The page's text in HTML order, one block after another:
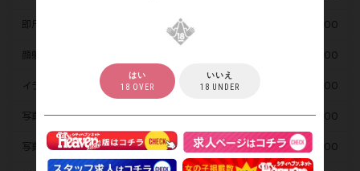
はい
18 OVER
いいえ
18 UNDER
即尺 ￥3,300
顔射(ラスト枠限定) ￥4,400
イラマチオ ￥4,400
写真撮影(顔なし) ￥3,300
写真撮影(顔あり) ￥5,500